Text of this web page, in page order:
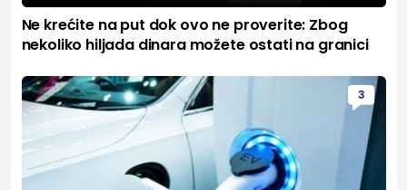
Ne krećite na put dok ovo ne proverite: Zbog
nekoliko hiljada dinara možete ostati na granici
3